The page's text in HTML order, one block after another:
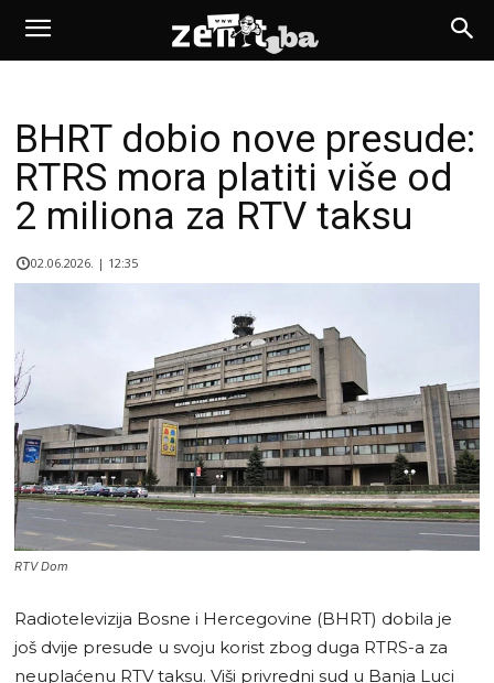
BHRT dobio nove presude:
RTRS mora platiti više od
2 miliona za RTV taksu
02.06.2026. | 12:35
RTV Dom
Radiotelevizija Bosne i Hercegovine (BHRT) dobila je
još dvije presude u svoju korist zbog duga RTRS-a za
neuplaćenu RTV taksu. Viši privredni sud u Banja Luci